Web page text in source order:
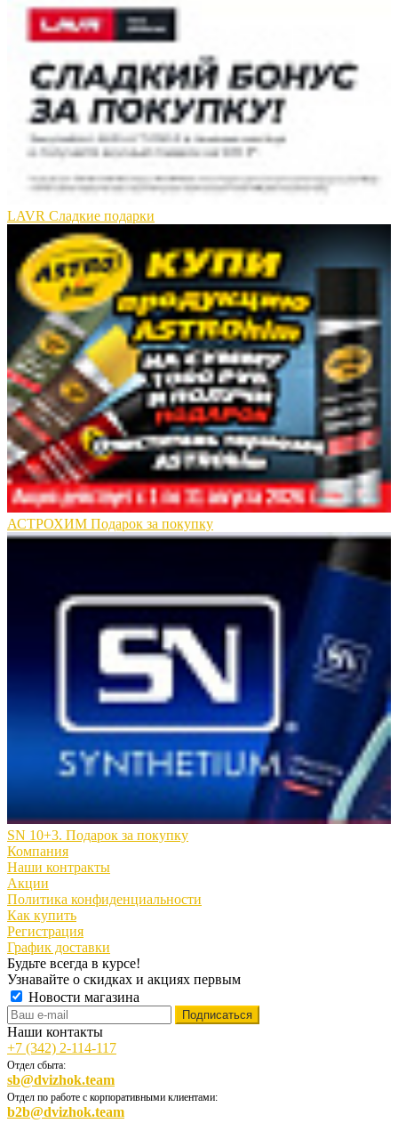
LAVR Сладкие подарки
АСТРОХИМ Подарок за покупку
SN 10+3. Подарок за покупку
Компания
Наши контракты
Акции
Политика конфиденциальности
Как купить
Регистрация
График доставки
Будьте всегда в курсе!
Узнавайте о скидках и акциях первым
Новости магазина
Наши контакты
+7 (342) 2-114-117
Отдел сбыта:
sb@dvizhok.team
Отдел по работе с корпоративными клиентами:
b2b@dvizhok.team